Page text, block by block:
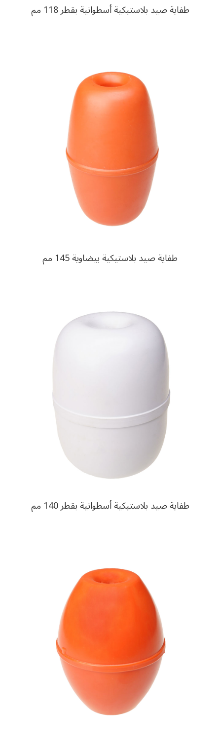
طفاية صيد بلاستيكية أسطوانية بقطر 118 مم
طفاية صيد بلاستيكية بيضاوية 145 مم
طفاية صيد بلاستيكية أسطوانية بقطر 140 مم